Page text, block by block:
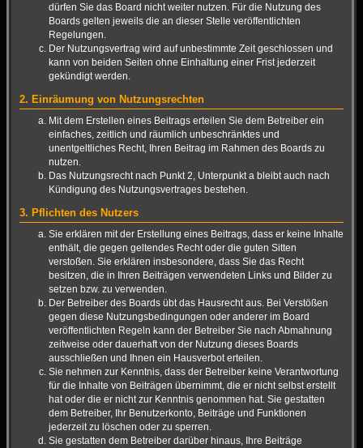
dürfen Sie das Board nicht weiter nutzen. Für die Nutzung des
Boards gelten jeweils die an dieser Stelle veröffentlichten
Regelungen.
Der Nutzungsvertrag wird auf unbestimmte Zeit geschlossen und
kann von beiden Seiten ohne Einhaltung einer Frist jederzeit
gekündigt werden.
2. Einräumung von Nutzungsrechten
Mit dem Erstellen eines Beitrags erteilen Sie dem Betreiber ein
einfaches, zeitlich und räumlich unbeschränktes und
unentgeltliches Recht, Ihren Beitrag im Rahmen des Boards zu
nutzen.
Das Nutzungsrecht nach Punkt 2, Unterpunkt a bleibt auch nach
Kündigung des Nutzungsvertrages bestehen.
3. Pflichten des Nutzers
Sie erklären mit der Erstellung eines Beitrags, dass er keine Inhalte
enthält, die gegen geltendes Recht oder die guten Sitten
verstoßen. Sie erklären insbesondere, dass Sie das Recht
besitzen, die in Ihren Beiträgen verwendeten Links und Bilder zu
setzen bzw. zu verwenden.
Der Betreiber des Boards übt das Hausrecht aus. Bei Verstößen
gegen diese Nutzungsbedingungen oder anderer im Board
veröffentlichten Regeln kann der Betreiber Sie nach Abmahnung
zeitweise oder dauerhaft von der Nutzung dieses Boards
ausschließen und Ihnen ein Hausverbot erteilen.
Sie nehmen zur Kenntnis, dass der Betreiber keine Verantwortung
für die Inhalte von Beiträgen übernimmt, die er nicht selbst erstellt
hat oder die er nicht zur Kenntnis genommen hat. Sie gestatten
dem Betreiber, Ihr Benutzerkonto, Beiträge und Funktionen
jederzeit zu löschen oder zu sperren.
Sie gestatten dem Betreiber darüber hinaus, Ihre Beiträge